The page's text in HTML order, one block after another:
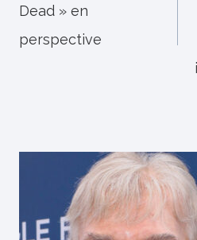
l’article
Dead » en
perspective